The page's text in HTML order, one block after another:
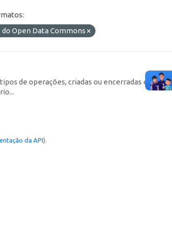
do Open Data Commons
de operações, criadas ou encerradas em cada
da API).